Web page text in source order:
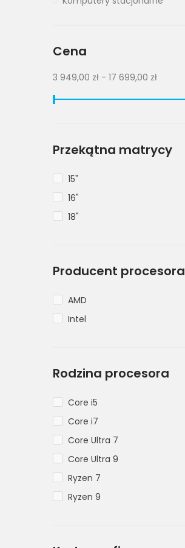
Cena
3 949,00 zł - 17 699,00 zł
Przekątna matrycy
15"
16"
18"
Producent procesora
AMD
Intel
Rodzina procesora
Core i5
Core i7
Core Ultra 7
Core Ultra 9
Ryzen 7
Ryzen 9